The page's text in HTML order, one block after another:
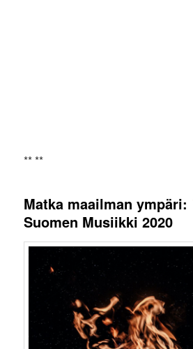
** **
Matka maailman ympäri:
Suomen Musiikki 2020